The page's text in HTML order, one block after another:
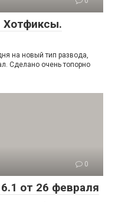
Хотфиксы.
на новый тип развода,
Сделано очень топорно
0
от 26 февраля